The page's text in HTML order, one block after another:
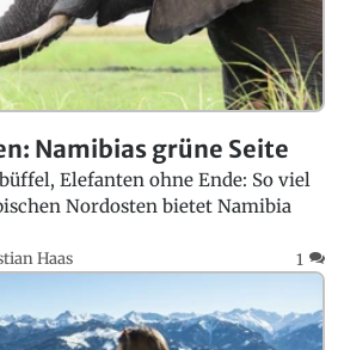
Namibias grüne Seite
Elefanten ohne Ende: So viel
Nordosten bietet Namibia
Haas 1